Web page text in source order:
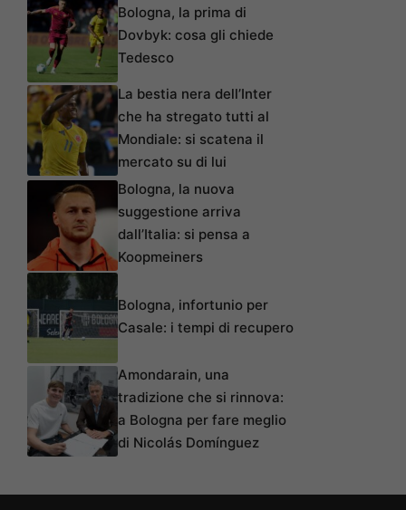
Bologna, la prima di
Dovbyk: cosa gli chiede
Tedesco
La bestia nera dell’Inter
che ha stregato tutti al
Mondiale: si scatena il
mercato su di lui
Bologna, la nuova
suggestione arriva
dall’Italia: si pensa a
Koopmeiners
Bologna, infortunio per
Casale: i tempi di recupero
Amondarain, una
tradizione che si rinnova:
a Bologna per fare meglio
di Nicolás Domínguez